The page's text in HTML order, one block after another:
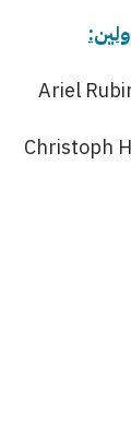
Ariel
Christoph